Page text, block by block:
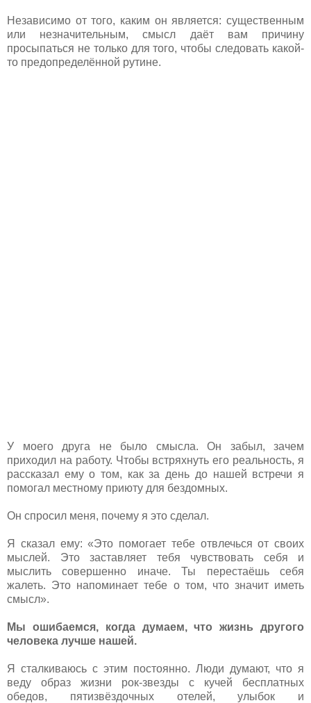
Независимо от того, каким он является: существенным
или незначительным, смысл даёт вам причину
просыпаться не только для того, чтобы следовать какой-
то предопределённой рутине.
У моего друга не было смысла. Он забыл, зачем
приходил на работу. Чтобы встряхнуть его реальность, я
рассказал ему о том, как за день до нашей встречи я
помогал местному приюту для бездомных.
Он спросил меня, почему я это сделал.
Я сказал ему: «Это помогает тебе отвлечься от своих
мыслей. Это заставляет тебя чувствовать себя и
мыслить совершенно иначе. Ты перестаёшь себя
жалеть. Это напоминает тебе о том, что значит иметь
смысл».
Мы ошибаемся, когда думаем, что жизнь другого
человека лучше нашей.
Я сталкиваюсь с этим постоянно. Люди думают, что я
веду образ жизни рок-звезды с кучей бесплатных
обедов, пятизвёздочных отелей, улыбок и